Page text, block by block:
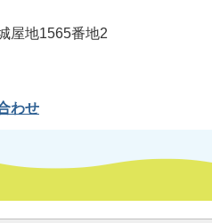
屋地1565番地2
わせ